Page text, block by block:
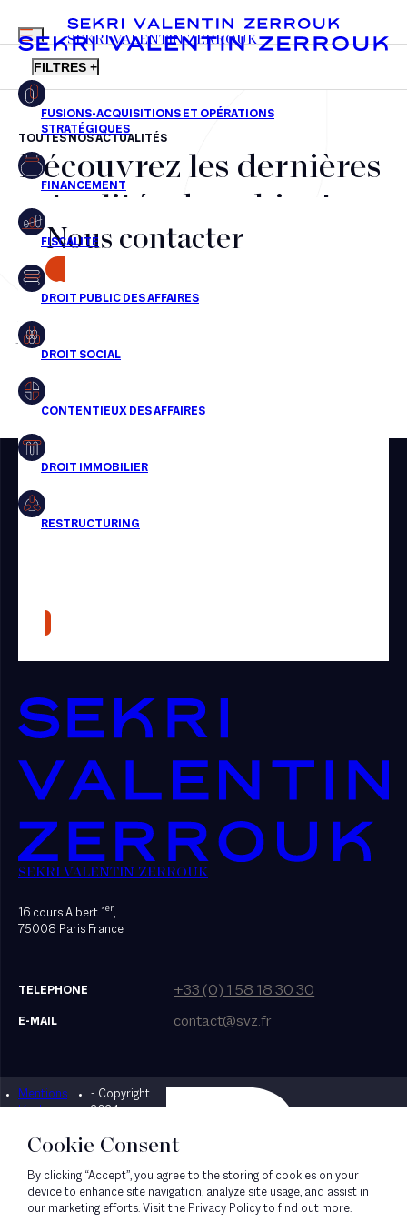
FR EN
MENU
SEKRI VALENTIN ZERROUK
FILTRES +
Fusions-acquisitions et opérations stratégiques
Financement
Fiscalité
Droit public des affaires
Droit social
Droit immobilier
Restructuring
Presse
TOUTES NOS ACTUALITÉS
Découvrez les dernières
actualités du cabinet,
nos récompenses et nos
transactions, jour après
jour
Aucun résultats pour cette recherche
Nous contacter
SEKRI VALENTIN ZERROUK
16 cours Albert 1er,
75008 Paris France
TELEPHONE +33 (0) 1 58 18 30 30
E-MAIL contact@svz.fr
Mentions
légales
- Copyright
2024
Designed by Bonhomme
Cookie Consent
By clicking “Accept”, you agree to the storing of cookies on your
device to enhance site navigation, analyze site usage, and assist in
our marketing efforts. Visit the Privacy Policy to find out more.